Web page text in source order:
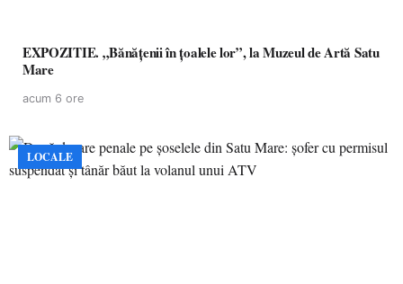
EXPOZITIE. „Bănățenii în țoalele lor”, la Muzeul de Artă Satu
Mare
acum 6 ore
LOCALE